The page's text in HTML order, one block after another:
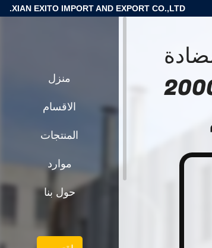
XIAN EXITO IMPORT AND EXPORT CO.,LTD.
الحمل المسموح به 2000
منزل
الاقسام
المنتجات
موارد
حول بنا